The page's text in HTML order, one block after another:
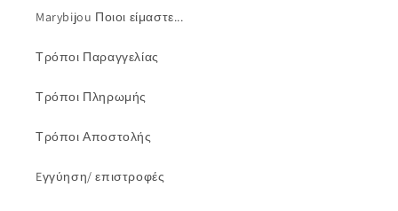
Marybijou Ποιοι είμαστε...
Τρόποι Παραγγελίας
Τρόποι Πληρωμής
Τρόποι Αποστολής
Eγγύηση/ επιστροφές